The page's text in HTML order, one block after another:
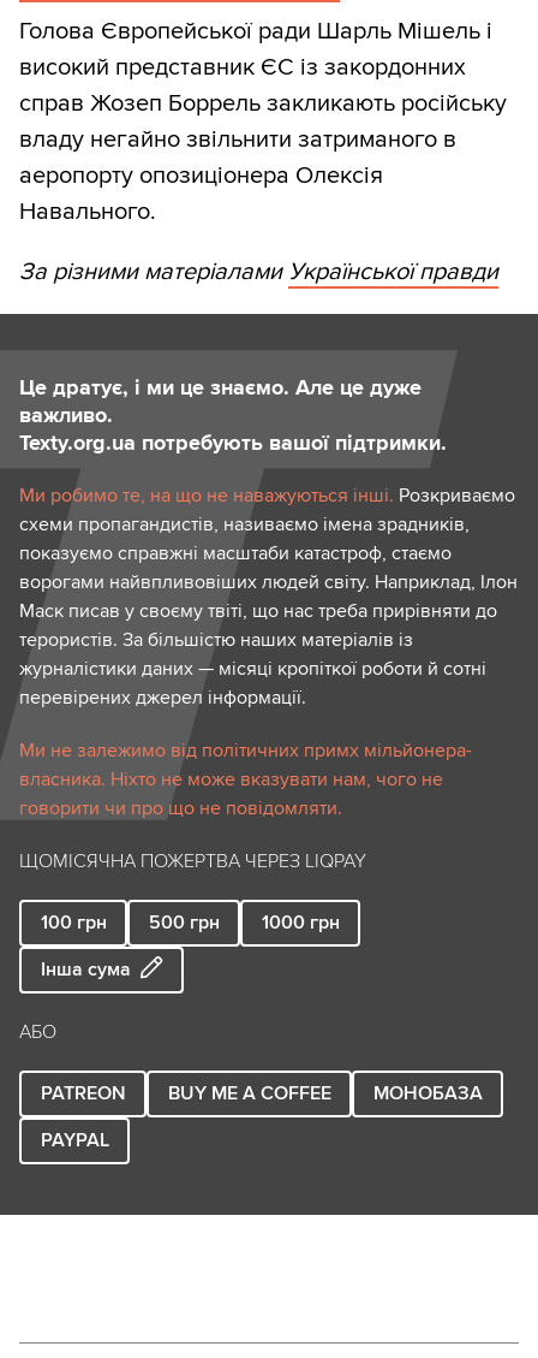
Голова Європейської ради Шарль Мішель і
високий представник ЄС із закордонних
справ Жозеп Боррель закликають російську
владу негайно звільнити затриманого в
аеропорту опозиціонера Олексія
Навального.
За різними матеріалами Української правди
Це дратує, і ми це знаємо. Але це дуже
важливо.
Texty.org.ua потребують вашої підтримки.
Ми робимо те, на що не наважуються інші. Розкриваємо
схеми пропагандистів, називаємо імена зрадників,
показуємо справжні масштаби катастроф, стаємо
ворогами найвпливовіших людей світу. Наприклад, Ілон
Маск писав у своєму твіті, що нас треба прирівняти до
терористів. За більшістю наших матеріалів із
журналістики даних — місяці кропіткої роботи й сотні
перевірених джерел інформації.
Ми не залежимо від політичних примх мільйонера-
власника. Ніхто не може вказувати нам, чого не
говорити чи про що не повідомляти.
ЩОМІСЯЧНА ПОЖЕРТВА ЧЕРЕЗ LIQPAY
100 грн 500 грн 1000 грн
Інша сума
АБО
PATREON BUY ME A COFFEE
МОНОБАЗА
PAYPAL